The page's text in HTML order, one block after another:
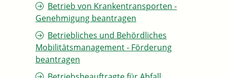
Betrieb von Krankentransporten -
Genehmigung beantragen
Betriebliches und Behördliches
Mobilitätsmanagement - Förderung
beantragen